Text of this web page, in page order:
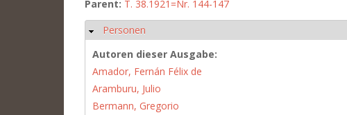
Parent: T. 38.1921=Nr. 144-147
Hide
Personen
Autoren dieser Ausgabe:
Amador, Fernán Félix de
Aramburu, Julio
Bermann, Gregorio